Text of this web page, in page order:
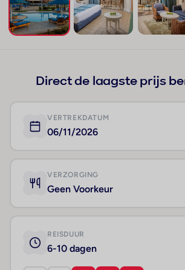
Direct de laagste prijs
VERTREKDATUM
06/11/2026
VERZORGING
Geen Voorkeur
REISDUUR
6-10 dagen